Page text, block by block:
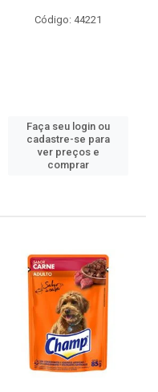
Código: 44221
Faça seu login ou
cadastre-se para
ver preços e
comprar